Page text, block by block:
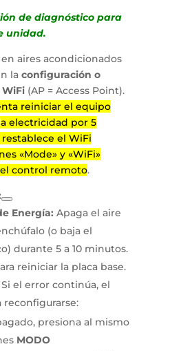
de diagnóstico para
unidad.
aires acondicionados
la configuración o
(AP = Access Point).
reiniciar el equipo
electricidad por 5
el WiFi
«Mode» y «WiFi»
control remoto.
Energía: Apaga el aire
(o baja el
durante 5 a 10 minutos.
reiniciar la placa base.
Si el error continúa, el
presiona al mismo
MODO